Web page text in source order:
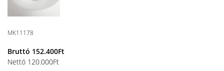
MK11178
Bruttó 152.400Ft
Nettó 120.000Ft